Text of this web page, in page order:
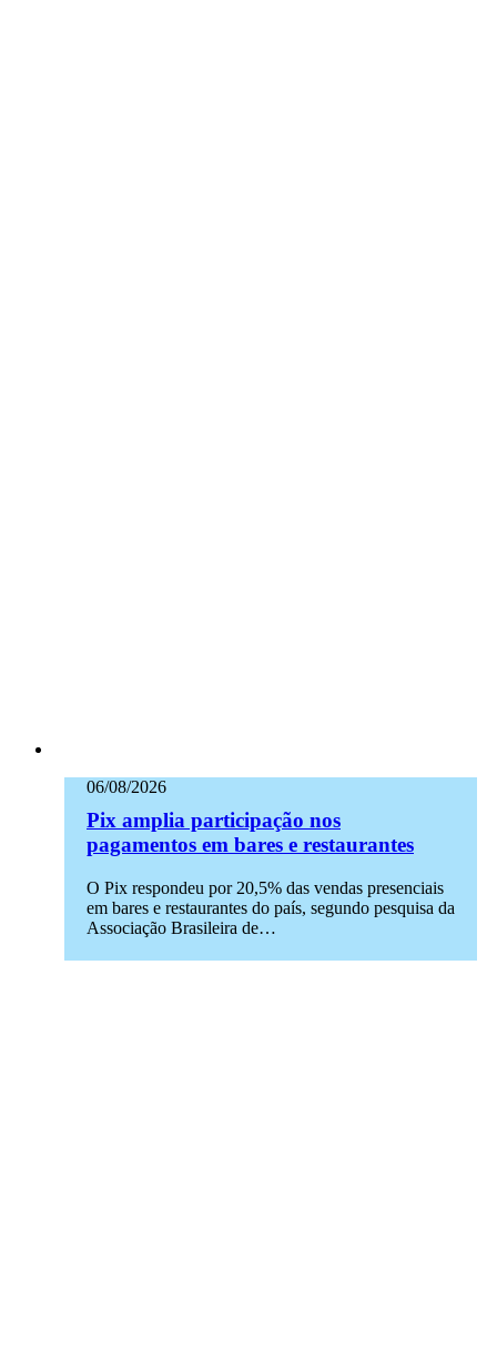
06/08/2026
Pix amplia participação nos
pagamentos em bares e restaurantes
O Pix respondeu por 20,5% das vendas presenciais
em bares e restaurantes do país, segundo pesquisa da
Associação Brasileira de…